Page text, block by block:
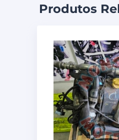
Produtos